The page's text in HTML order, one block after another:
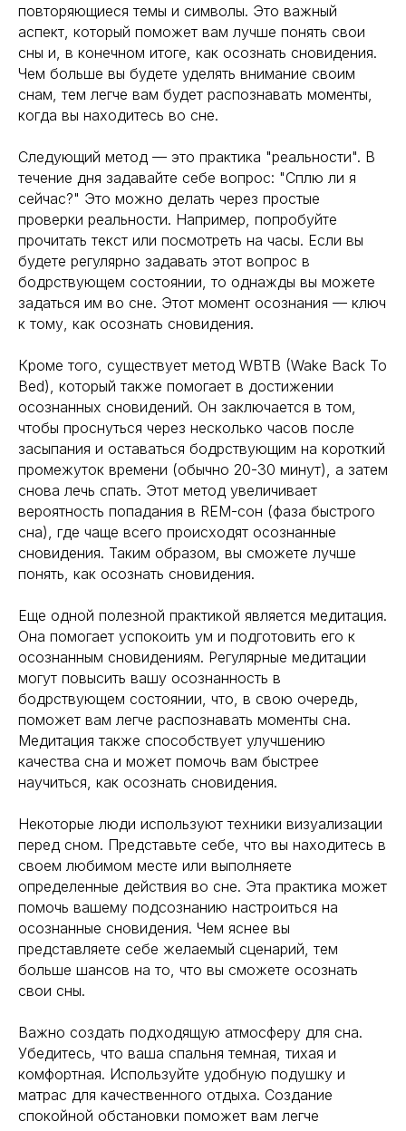
повторяющиеся темы и символы. Это важный
аспект, который поможет вам лучше понять свои
сны и, в конечном итоге, как осознать сновидения.
Чем больше вы будете уделять внимание своим
снам, тем легче вам будет распознавать моменты,
когда вы находитесь во сне.
Следующий метод — это практика "реальности". В
течение дня задавайте себе вопрос: "Сплю ли я
сейчас?" Это можно делать через простые
проверки реальности. Например, попробуйте
прочитать текст или посмотреть на часы. Если вы
будете регулярно задавать этот вопрос в
бодрствующем состоянии, то однажды вы можете
задаться им во сне. Этот момент осознания — ключ
к тому, как осознать сновидения.
Кроме того, существует метод WBTB (Wake Back To
Bed), который также помогает в достижении
осознанных сновидений. Он заключается в том,
чтобы проснуться через несколько часов после
засыпания и оставаться бодрствующим на короткий
промежуток времени (обычно 20-30 минут), а затем
снова лечь спать. Этот метод увеличивает
вероятность попадания в REM-сон (фаза быстрого
сна), где чаще всего происходят осознанные
сновидения. Таким образом, вы сможете лучше
понять, как осознать сновидения.
Еще одной полезной практикой является медитация.
Она помогает успокоить ум и подготовить его к
осознанным сновидениям. Регулярные медитации
могут повысить вашу осознанность в
бодрствующем состоянии, что, в свою очередь,
поможет вам легче распознавать моменты сна.
Медитация также способствует улучшению
качества сна и может помочь вам быстрее
научиться, как осознать сновидения.
Некоторые люди используют техники визуализации
перед сном. Представьте себе, что вы находитесь в
своем любимом месте или выполняете
определенные действия во сне. Эта практика может
помочь вашему подсознанию настроиться на
осознанные сновидения. Чем яснее вы
представляете себе желаемый сценарий, тем
больше шансов на то, что вы сможете осознать
свои сны.
Важно создать подходящую атмосферу для сна.
Убедитесь, что ваша спальня темная, тихая и
комфортная. Используйте удобную подушку и
матрас для качественного отдыха. Создание
спокойной обстановки поможет вам легче